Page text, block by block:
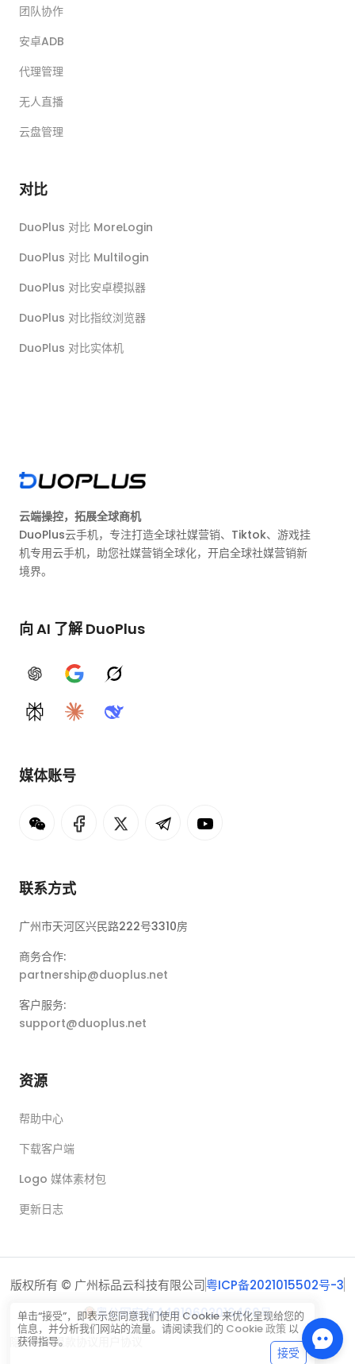
团队协作
安卓ADB
代理管理
无人直播
云盘管理
对比
DuoPlus 对比 MoreLogin
DuoPlus 对比 Multilogin
DuoPlus 对比安卓模拟器
DuoPlus 对比指纹浏览器
DuoPlus 对比实体机
云端操控，拓展全球商机
DuoPlus云手机，专注打造全球社媒营销、Tiktok、游戏挂
机专用云手机，助您社媒营销全球化，开启全球社媒营销新
境界。
向 AI 了解 DuoPlus
ChatGPTGoogle AIGrok
PerplexityClaudeDeepSeek
媒体账号
联系方式
广州市天河区兴民路222号3310房
商务合作:
partnership@duoplus.net
客户服务:
support@duoplus.net
资源
帮助中心
下载客户端
Logo 媒体素材包
更新日志
版权所有 © 广州标品云科技有限公司粤ICP备2021015502号-3
粤公网安备44010602016460号
隐私政策退款协议
单击“接受”，即表示您同意我们使用 Cookie 来优化呈现给您的
信息，并分析我们网站的流量。请阅读我们的 Cookie 政策 以
获得指导。
接受